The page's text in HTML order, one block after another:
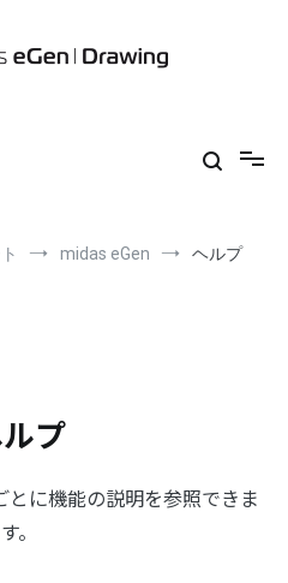
midas eGen ヘルプ
プ
に機能の説明を参照できま
す。